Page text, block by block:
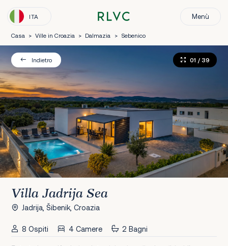
ITA Menù
Casa > Ville in Croazia > Dalmazia > Sebenico
Indietro 01 / 39
Villa Jadrija Sea
Jadrija, Šibenik, Croazia
8 Ospiti 4 Camere 2 Bagni